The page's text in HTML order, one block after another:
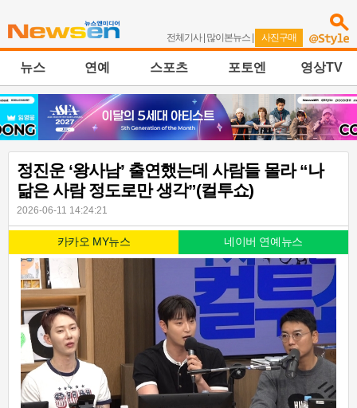
전체기사| 많이본뉴스 | 사진구매
뉴스 연예 스포츠 포토엔 영상TV
정진운 ‘왕사남’ 출연했는데 사람들 몰라 “나
닮은 사람 정도로만 생각”(컬투쇼)
2026-06-11 14:24:21
카카오 MY뉴스 네이버 연예뉴스